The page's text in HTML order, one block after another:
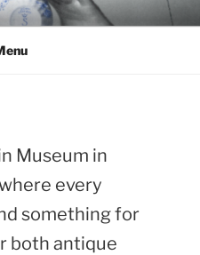
Museum in
every
something for
both antique